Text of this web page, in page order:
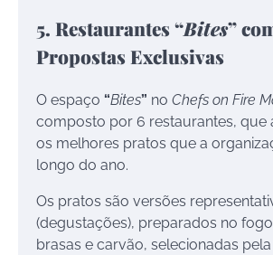
5. Restaurantes “Bites”
Propostas Exclusivas
O espaço “Bites” no Chefs on Fire
composto por 6 restaurantes, que
os melhores pratos que a
longo do ano.
Os pratos são versões
(degustações), preparados no
brasas e carvão, selecionadas